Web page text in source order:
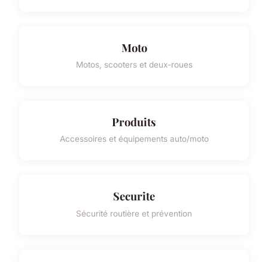
Moto
Motos, scooters et deux-roues
Produits
Accessoires et équipements auto/moto
Securite
Sécurité routière et prévention